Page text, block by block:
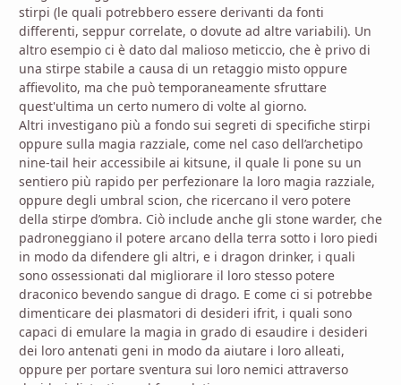
stirpi (le quali potrebbero essere derivanti da fonti
differenti, seppur correlate, o dovute ad altre variabili). Un
altro esempio ci è dato dal malioso meticcio, che è privo di
una stirpe stabile a causa di un retaggio misto oppure
affievolito, ma che può temporaneamente sfruttare
quest'ultima un certo numero di volte al giorno.
Altri investigano più a fondo sui segreti di specifiche stirpi
oppure sulla magia razziale, come nel caso dell’archetipo
nine-tail heir accessibile ai kitsune, il quale li pone su un
sentiero più rapido per perfezionare la loro magia razziale,
oppure degli umbral scion, che ricercano il vero potere
della stirpe d’ombra. Ciò include anche gli stone warder, che
padroneggiano il potere arcano della terra sotto i loro piedi
in modo da difendere gli altri, e i dragon drinker, i quali
sono ossessionati dal migliorare il loro stesso potere
draconico bevendo sangue di drago. E come ci si potrebbe
dimenticare dei plasmatori di desideri ifrit, i quali sono
capaci di emulare la magia in grado di esaudire i desideri
dei loro antenati geni in modo da aiutare i loro alleati,
oppure per portare sventura sui loro nemici attraverso